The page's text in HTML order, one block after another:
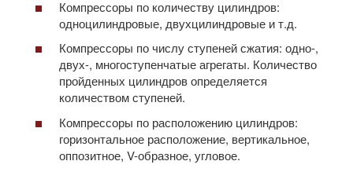
Компрессоры по количеству цилиндров:
одноцилиндровые, двухцилиндровые и т.д.
Компрессоры по числу ступеней сжатия: одно-,
двух-, многоступенчатые агрегаты. Количество
пройденных цилиндров определяется
количеством ступеней.
Компрессоры по расположению цилиндров:
горизонтальное расположение, вертикальное,
оппозитное, V-образное, угловое.